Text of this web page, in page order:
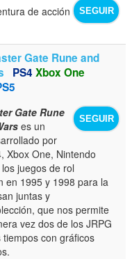
SEGUIR
de acción
Gate Rune and
PS4 Xbox One
SEGUIR
Gate Rune
es un
por
Xbox One, Nintendo
juegos de rol
en 1995 y 1998 para la
juntas y
que nos permite
vez dos de los JRPG
con gráficos